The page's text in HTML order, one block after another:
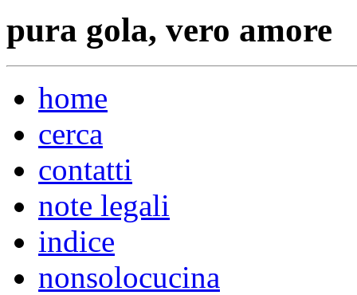
pura gola, vero amore
home
cerca
contatti
note legali
indice
nonsolocucina